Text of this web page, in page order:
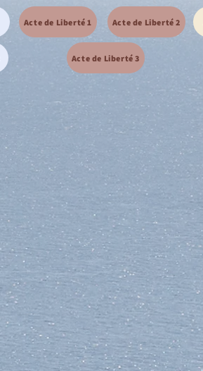
Acte de Liberté 1 Acte de Liberté 2
Acte de Liberté 3